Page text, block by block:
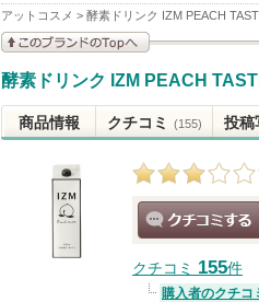
アットコスメ > 酵素ドリンク IZM PEACH
見る
酵素ドリンク IZM PEACH
商品情報 クチコミ (155) 投稿
クチコミ 155件
購入者のクチコ